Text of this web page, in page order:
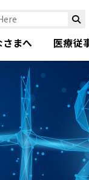
まへ
医療従